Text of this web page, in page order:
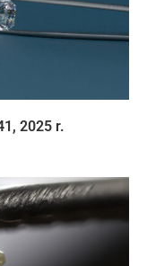
2025 r.